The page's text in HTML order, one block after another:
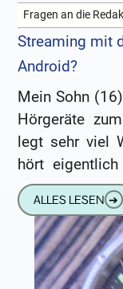
Fragen an die
Streaming mit
Android?
Mein Sohn
Hörgeräte
legt sehr viel
hört
die wir vom
ALLES LESEN ➔